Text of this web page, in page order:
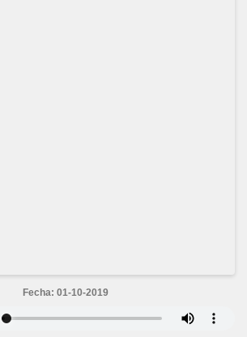
Fecha: 01-10-2019